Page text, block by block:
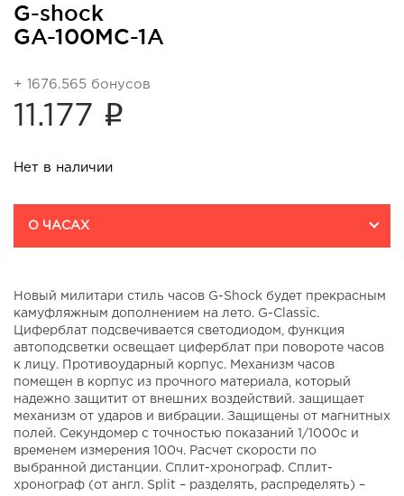
G-shock
GA-100MC-1A
+ 1676.565 бонусов
11.177 i
Нет в наличии
О ЧАСАХ
Новый милитари стиль часов G-Shock будет прекрасным
камуфляжным дополнением на лето. G-Classic.
Циферблат подсвечивается светодиодом, функция
автоподсветки освещает циферблат при повороте часов
к лицу. Противоударный корпус. Механизм часов
помещен в корпус из прочного материала, который
надежно защитит от внешних воздействий. защищает
механизм от ударов и вибрации. Защищены от магнитных
полей. Секундомер с точностью показаний 1/1000с и
временем измерения 100ч. Расчет скорости по
выбранной дистанции. Сплит-хронограф. Сплит-
хронограф (от англ. Split – разделять, распределять) –